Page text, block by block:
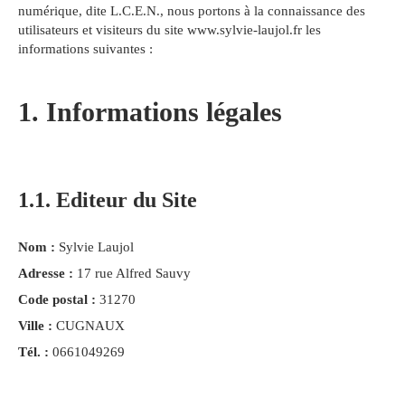
numérique, dite L.C.E.N., nous portons à la connaissance des
utilisateurs et visiteurs du site www.sylvie-laujol.fr les
informations suivantes :
1. Informations légales
1.1. Editeur du Site
Nom : Sylvie Laujol
Adresse : 17 rue Alfred Sauvy
Code postal : 31270
Ville : CUGNAUX
Tél. : 0661049269